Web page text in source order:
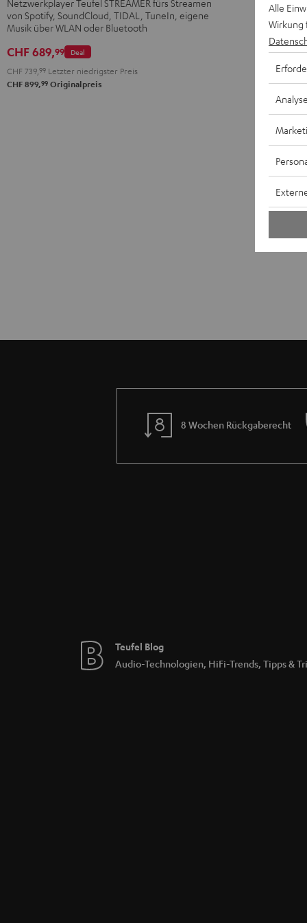
Schwarz
Weiß
Netzwerkplayer Teufel STREAMER fürs Streamen
von Spotify, SoundCloud, TIDAL, TuneIn, eigene
Musik über WLAN oder Bluetooth
Deal
CHF 689,99
CHF 739, 99 Letzter niedrigster Preis
CHF 899,99 Originalpreis
8 Wochen Rückgaberecht
Teufel Blog
Audio-Technologien, HiFi-Trends, Tipps &
Alle
Wirkung
Analyse